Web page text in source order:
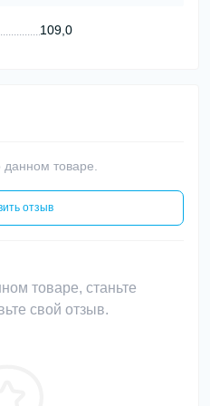
109,0
данном товаре.
отзыв
товаре, станьте
свой отзыв.